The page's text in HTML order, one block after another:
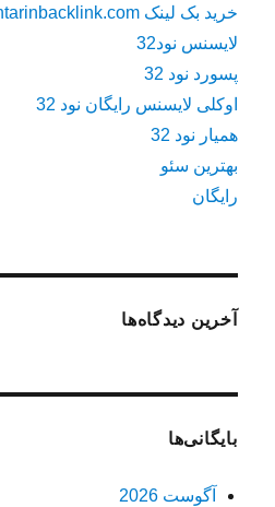
خرید بک لینک behtarinbacklink.com
لایسنس نود32
پسورد نود 32
اوکلی لایسنس رایگان نود 32
همیار نود 32
بهترین سئو
رایگان
آخرین دیدگاه‌ها
بایگانی‌ها
آگوست 2026